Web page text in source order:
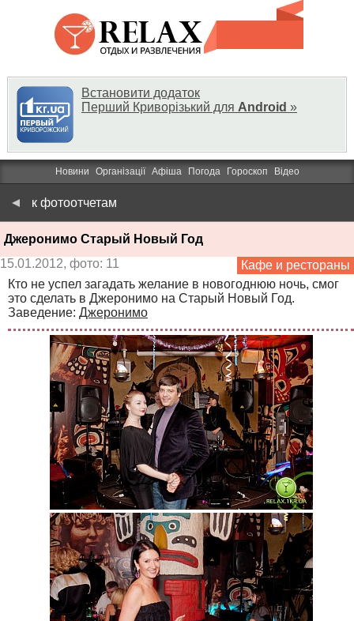
Встановити додаток
Перший Криворізький для Android »
Новини Організації Афіша Погода Гороскоп Відео
к фотоотчетам
Джеронимо Старый Новый Год
Кафе и рестораны
15.01.2012, фото: 11
Кто не успел загадать желание в новогоднюю ночь, смог
это сделать в Джеронимо на Старый Новый Год.
Заведение: Джеронимо